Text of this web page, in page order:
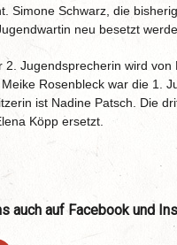
Simone Schwarz, die
neu besetzt
2. Jugendsprecherin wird
Rosenbleck war die 1.
ist Nadine Patsch. Die
Köpp ersetzt.
auch auf Facebook und